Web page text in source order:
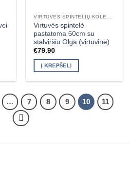
Virtuvės spintelė
pastatoma 60cm su
stalviršiu Olga (virtuvinė)
€79.90
Į KREPŠELĮ
… 7 8 9 10 11